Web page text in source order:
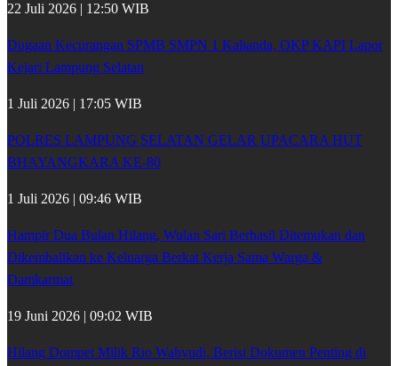
22 Juli 2026 | 12:50 WIB
Dugaan Kecurangan SPMB SMPN 1 Kalianda, OKP KAPI Lapor
Kejari Lampung Selatan
1 Juli 2026 | 17:05 WIB
POLRES LAMPUNG SELATAN GELAR UPACARA HUT
BHAYANGKARA KE-80
1 Juli 2026 | 09:46 WIB
Hampir Dua Bulan Hilang, Wulan Sari Berhasil Ditemukan dan
Dikembalikan ke Keluarga Berkat Kerja Sama Warga &
Damkarmat
19 Juni 2026 | 09:02 WIB
Hilang Dompet Milik Rio Wahyudi, Berisi Dokumen Penting di